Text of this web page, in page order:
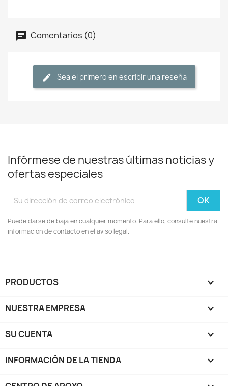
Comentarios (0)
Sea el primero en escribir una reseña
Infórmese de nuestras últimas noticias y
ofertas especiales
Puede darse de baja en cualquier momento. Para ello, consulte nuestra
información de contacto en el aviso legal.
PRODUCTOS 
NUESTRA EMPRESA 
SU CUENTA 
INFORMACIÓN DE LA TIENDA keyboard_arrow_down